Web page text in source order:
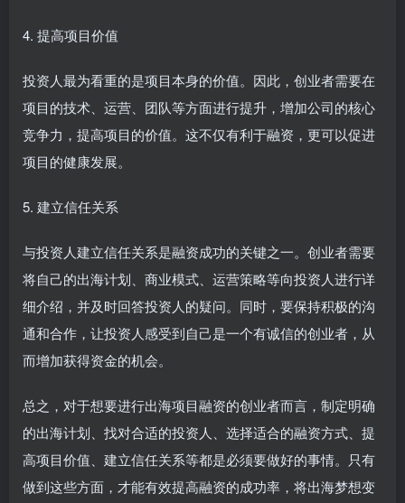
4. 提高项目价值
投资人最为看重的是项目本身的价值。因此，创业者需要在
项目的技术、运营、团队等方面进行提升，增加公司的核心
竞争力，提高项目的价值。这不仅有利于融资，更可以促进
项目的健康发展。
5. 建立信任关系
与投资人建立信任关系是融资成功的关键之一。创业者需要
将自己的出海计划、商业模式、运营策略等向投资人进行详
细介绍，并及时回答投资人的疑问。同时，要保持积极的沟
通和合作，让投资人感受到自己是一个有诚信的创业者，从
而增加获得资金的机会。
总之，对于想要进行出海项目融资的创业者而言，制定明确
的出海计划、找对合适的投资人、选择适合的融资方式、提
高项目价值、建立信任关系等都是必须要做好的事情。只有
做到这些方面，才能有效提高融资的成功率，将出海梦想变